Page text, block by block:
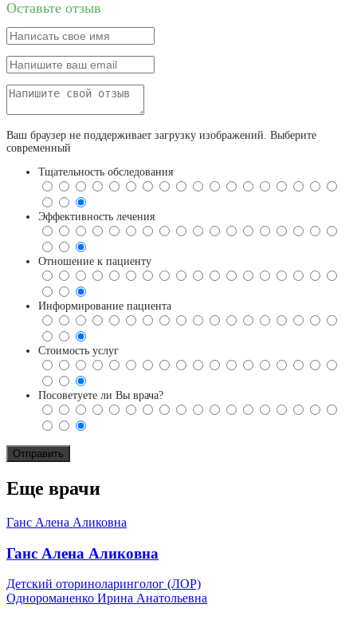
Оставьте отзыв
Ваш браузер не поддерживает загрузку изображений. Выберите
современный
Тщательность обследования
Эффективность лечения
Отношение к пациенту
Информирование пациента
Стоимость услуг
Посоветуете ли Вы врача?
Еще врачи
Ганс Алена Аликовна
Ганс Алена Аликовна
Детский оториноларинголог (ЛОР)
Однороманенко Ирина Анатольевна